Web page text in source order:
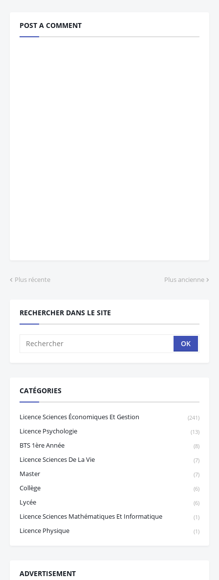
POST A COMMENT
Plus récente Plus ancienne
RECHERCHER DANS LE SITE
CATÉGORIES
Licence Sciences Économiques Et Gestion (241)
Licence Psychologie (13)
BTS 1ère Année (8)
Licence Sciences De La Vie (7)
Master (7)
Collège (6)
Lycée (6)
Licence Sciences Mathématiques Et Informatique (1)
Licence Physique (1)
ADVERTISEMENT